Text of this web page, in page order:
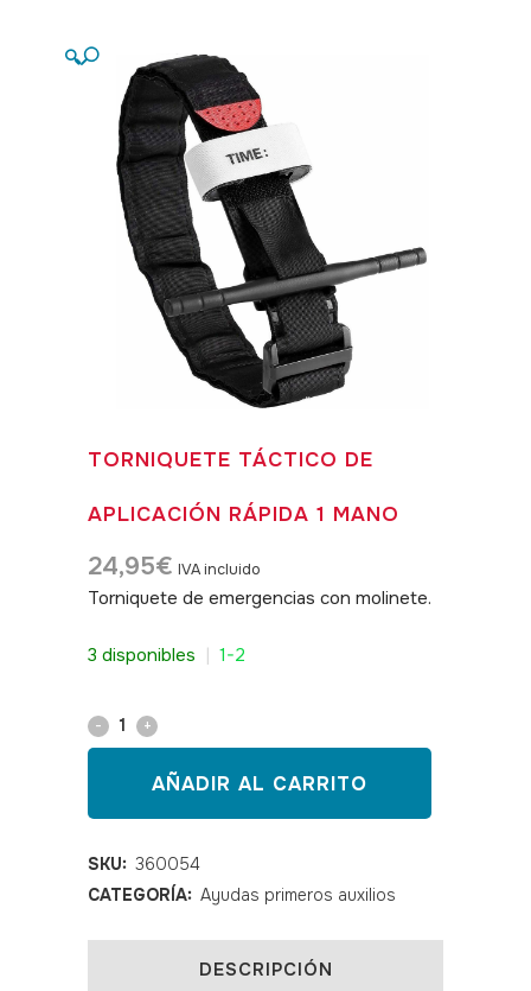
🔍
TORNIQUETE TÁCTICO DE
APLICACIÓN RÁPIDA 1 MANO
24,95€ IVA incluido
Torniquete de emergencias con molinete.
3 disponibles
1-2
Torniquete
de
aplicación
rápida
1
AÑADIR AL CARRITO
SKU: 360054
CATEGORÍA: Ayudas primeros auxilios
DESCRIPCIÓN